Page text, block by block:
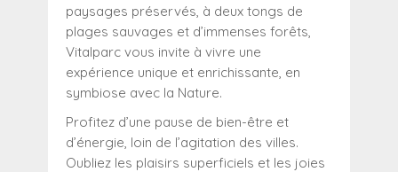
paysages préservés, à deux tongs de
plages sauvages et d’immenses forêts,
Vitalparc vous invite à vivre une
expérience unique et enrichissante, en
symbiose avec la Nature.
Profitez d’une pause de bien-être et
d’énergie, loin de l’agitation des villes.
Oubliez les plaisirs superficiels et les joies